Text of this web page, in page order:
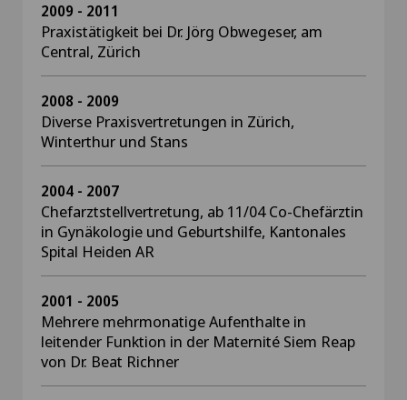
2009 - 2011
Praxistätigkeit bei Dr. Jörg Obwegeser, am
Central, Zürich
2008 - 2009
Diverse Praxisvertretungen in Zürich,
Winterthur und Stans
2004 - 2007
Chefarztstellvertretung, ab 11/04 Co-Chefärztin
in Gynäkologie und Geburtshilfe, Kantonales
Spital Heiden AR
2001 - 2005
Mehrere mehrmonatige Aufenthalte in
leitender Funktion in der Maternité Siem Reap
von Dr. Beat Richner